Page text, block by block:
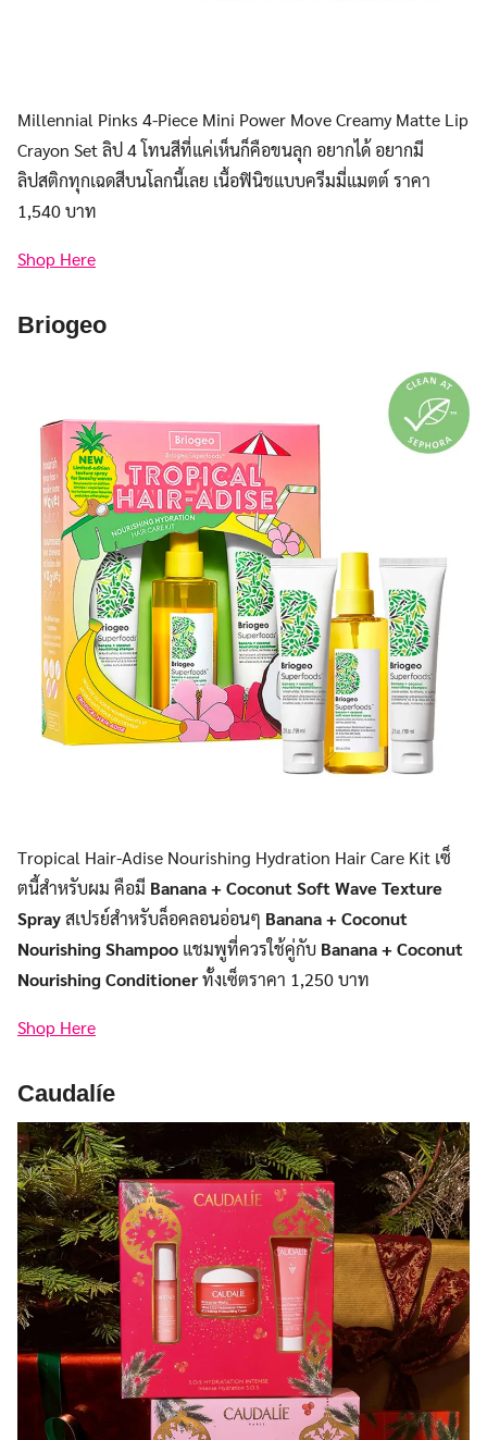
Millennial Pinks 4-Piece Mini Power Move Creamy Matte Lip
Crayon Set ลิป 4 โทนสีที่แค่เห็นก็คือขนลุก อยากได้ อยากมี
ลิปสติกทุกเฉดสีบนโลกนี้เลย เนื้อฟินิชแบบครีมมี่แมตต์ ราคา
1,540 บาท
Shop Here
Briogeo
Tropical Hair-Adise Nourishing Hydration Hair Care Kit เซ็
ตนี้สำหรับผม คือมี Banana + Coconut Soft Wave Texture
Sprayสเปรย์สำหรับล็อคลอนอ่อนๆ Banana + Coconut
Nourishing Shampoo แชมพูที่ควรใช้คู่กับ Banana + Coconut
Nourishing Conditionerทั้งเซ็ตราคา 1,250 บาท
Shop Here
Caudalíe